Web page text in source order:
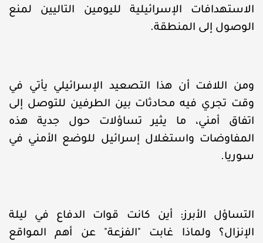
الاستهدافات الإسرائيلية لليومين التاليين لمنع
الوصول إلى المنطقة.
ومن اللافت أن هذا التصعيد الإسرائيلي يأتي في
وقت تجري فيه محادثات بين الطرفين للتوصل إلى
اتفاق أمني، ما يثير تساؤلات حول جدية هذه
المفاوضات واستغلال إسرائيل للوضع الأمني في
سوريا.
التساؤل الأبرز: أين كانت قوات الدفاع في ليلة
الإنزال؟ ولماذا غابت "الفزعة" عن أهم المواقع